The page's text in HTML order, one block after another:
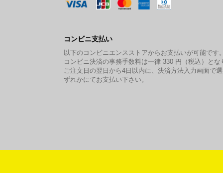
コンビニ支払い
以下のコンビニエンスストアからお支払いが可能です。
コンビニ決済の事務手数料は一律 330 円（税込）とな
ご注文日の翌日から4日以内に、決済方法入力画面で
ずれかにてお支払い下さい。